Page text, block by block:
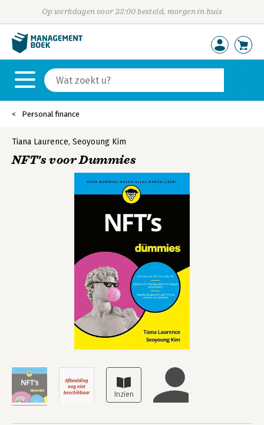
Op werkdagen voor 23:00 besteld, morgen in huis
Personal finance
Tiana Laurence, Seoyoung Kim
NFT's voor Dummies